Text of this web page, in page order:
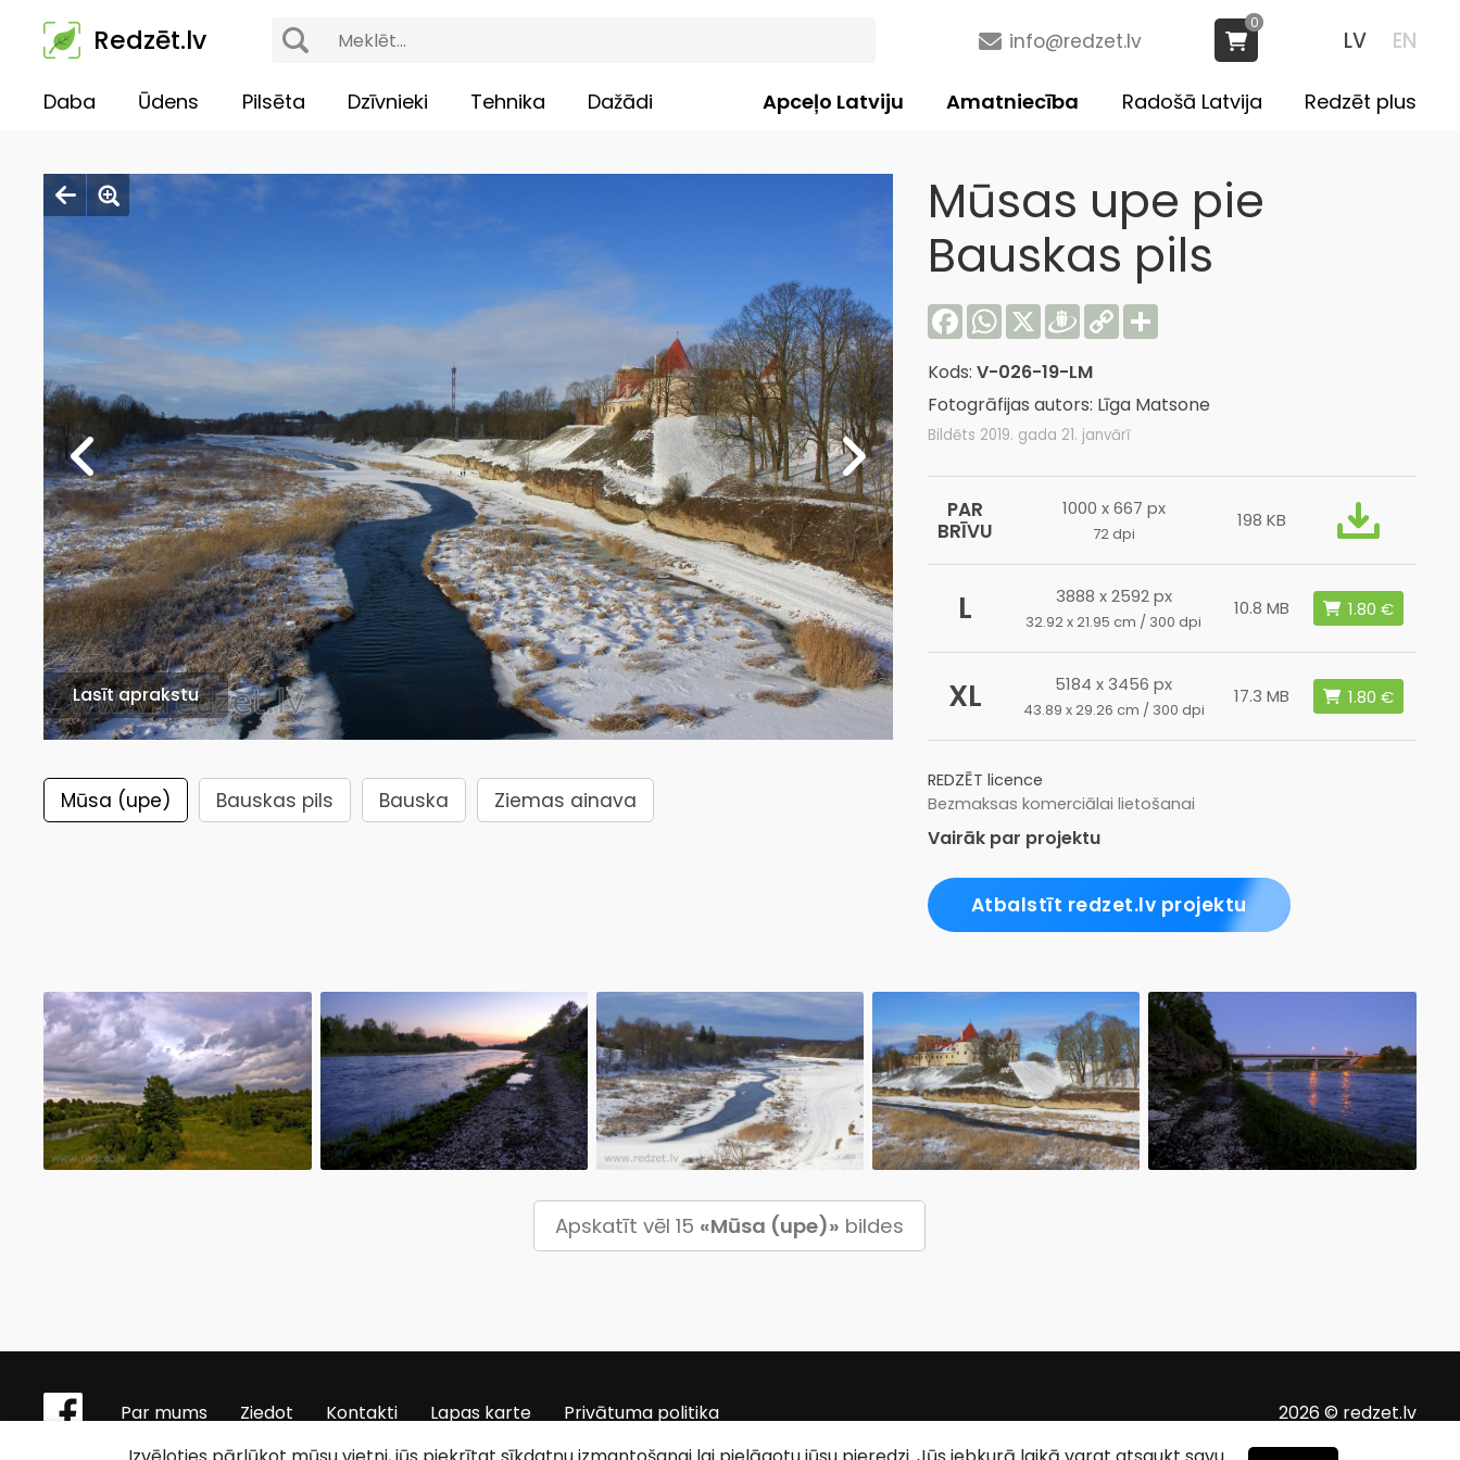
Redzēt.lv LV EN
info@redzet.lv
0
Daba Ūdens Pilsēta Dzīvnieki Tehnika Dažādi Redzēt plus
Radošā Latvija
Amatniecība
Apceļo Latviju
Lasīt aprakstu
Mūsa (upe) Bauskas pils Bauska Ziemas ainava
Mūsas upe pie
Bauskas pils
Facebook
WhatsApp
X Draugiem
Copy
Link
Share
Kods: V-026-19-LM
Fotogrāfijas autors: Līga Matsone
Bildēts 2019. gada 21. janvārī
PAR
BRĪVU
1000 x 667 px
72 dpi
198 KB
L 3888 x 2592 px
32.92 x 21.95 cm / 300 dpi
10.8 MB
XL 5184 x 3456 px
43.89 x 29.26 cm / 300 dpi
17.3 MB
REDZĒT licence
Bezmaksas komerciālai lietošanai
Vairāk par projektu
Atbalstīt redzet.lv projektu
Apskatīt vēl 15 «Mūsa (upe)» bildes
Par mums Ziedot Kontakti Lapas karte Privātuma politika
2026 © redzet.lv